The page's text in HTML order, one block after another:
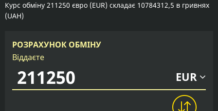
Курс обміну 211250 євро (EUR) складає 10784312,5 в гривнях
(UAH)
РОЗРАХУНОК ОБМІНУ
Віддаєте
EUR